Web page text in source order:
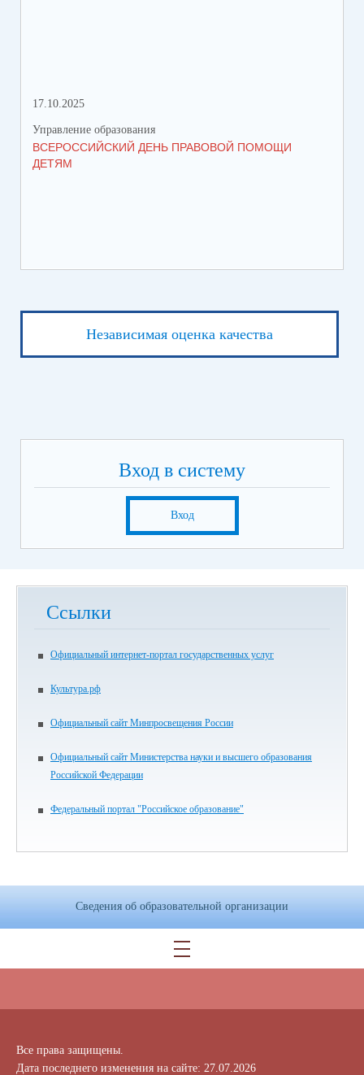
17.10.2025
Управление образования
ВСЕРОССИЙСКИЙ ДЕНЬ ПРАВОВОЙ ПОМОЩИ
ДЕТЯМ
Независимая оценка качества
Вход в систему
Вход
Ссылки
Официальный интернет-портал государственных услуг
Культура.рф
Официальный сайт Минпросвещения России
Официальный сайт Министерства науки и высшего образования
Российской Федерации
Федеральный портал "Российское образование"
Сведения об образовательной организации
Все права защищены.
Дата последнего изменения на сайте: 27.07.2026